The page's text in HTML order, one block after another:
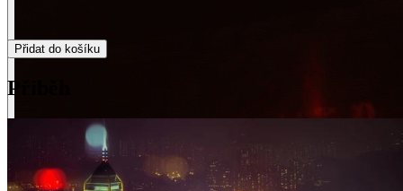
Přidat do košíku
Příběh